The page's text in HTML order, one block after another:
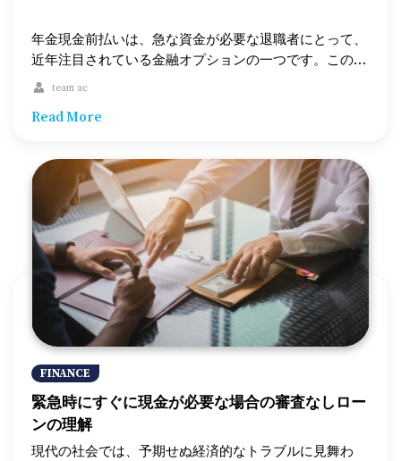
各コンビニのウェブサイトや店頭で確認できます。 4.
必要書類・情報の確認 キャッシュローンを借りる際に
は、銀行のキャッシュカードやクレジットカードが必要
などの情報も事前に確認しておきましょう。 5. ATMを
で「ローン」または「借り入れ」を選択: ATMのメイン
メニューから、ローン関連の項目を選択します。 2. 借
り入れ額を入力: 借りたい金額を入力し、確認します。
利用限度額内で借り入れ可能な金額が表示されます。 3.
確認と完了: 金額を確認し、手続きを完了します。その
場で現金を受け取ることができます。 6. 返済計画を確
認する キャッシュローンは通常、短期間での返済が求
められます。返済期日や金利に注意し、返済計画をしっ
かり立てましょう。リマインダーを設定しておくと、返
済を忘れることを防げます。 7. 返済方法の確認 コンビ
ニATMやインターネットバンキングを利用して、簡単に
返済することができます。また、銀行や消費者金融の窓
口や提携ATMでも返済が可能です。 8. トラブル時の対
応 返済に困難が生じた場合は、速やかに金融機関に連
絡しましょう。返済期間の延長や、別の返済プランを提
年金現金前払いは、急な資金が必要な退職者にとって、
近年注目されている金融オプションの一つです。この仕
組みを理解することで、退職者やその家族が情報に基づ
では、年金現金前払いの仕組みやメリット・デメリッ
現金前払いとは？ 年金現金前払い（年金ローンとも呼
ばれます）とは、将来の年金支払いを担保に現金を前払
いで受け取る金融契約です。退職者が現在の年金受給権
を利用して一時的に資金を借り、これを後の年金支払い
から控除して返済する仕組みです。主に緊急の資金調達
手段として利用されますが、慎重な判断が求められま
す。 年金現金前払いの仕組み 年金現金前払いの基本的
な手順は以下の通りです。 1. 適格性の査定 – 年金現金
前払いを受けるには、退職者が政府や民間の年金制度か
ら定期的に年金収入を得ていることなど、特定の条件を
満たす必要があります。 2. 申請手続き – 退職者は、前
詳細を提供して、前払い申請を行います。 3. 承認と契
約 – 申請が承認されると、退職者は前払いの条件、返済
スケジュール、金利、関連する手数料を含む契約書に署
team ac
Read More
FINANCE
緊急時にすぐに現金が必要な場合の審査なしロー
ンの理解
現代の社会では、予期せぬ経済的なトラブルに見舞わ